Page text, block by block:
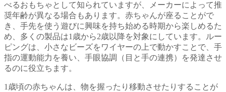
べるおもちゃとして知られていますが、メーカーによって推
奨年齢が異なる場合もあります。赤ちゃんが座ることがで
き、手先を使う遊びに興味を持ち始める時期から楽しめるた
め、多くの製品は1歳から2歳以降を対象にしています。ルー
ピングは、小さなビーズをワイヤーの上で動かすことで、手
指の運動能力を養い、手眼協調（目と手の連携）を発達させ
るのに役立ちます。
1歳頃の赤ちゃんは、物を握ったり移動させたりすることが